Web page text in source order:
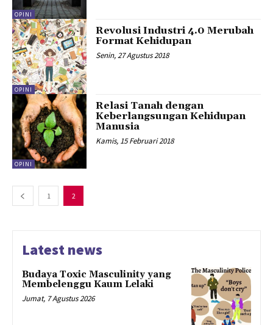
OPINI
OPINI
Revolusi Industri 4.0 Merubah
Format Kehidupan
Senin, 27 Agustus 2018
OPINI
Relasi Tanah dengan
Keberlangsungan Kehidupan
Manusia
Kamis, 15 Februari 2018
1 2
Latest news
Budaya Toxic Masculinity yang
Membelenggu Kaum Lelaki
Jumat, 7 Agustus 2026